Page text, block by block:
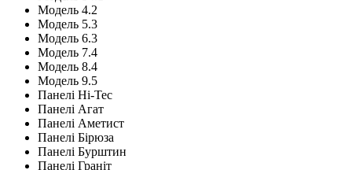
Модель 4.2
Модель 5.3
Модель 6.3
Модель 7.4
Модель 8.4
Модель 9.5
Панелі Hi-Tec
Панелі Агат
Панелі Аметист
Панелі Бірюза
Панелі Бурштин
Панелі Граніт